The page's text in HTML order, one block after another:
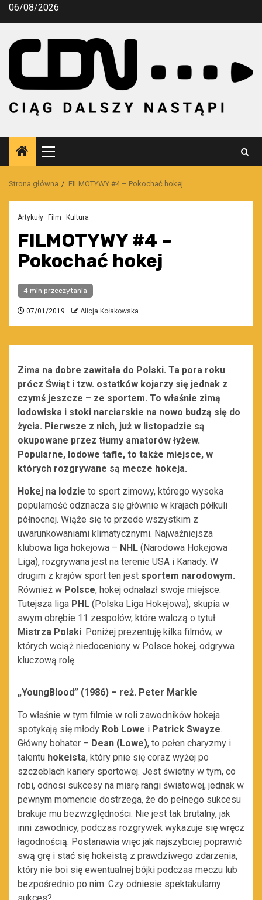
Przejdź
06/08/2026
Menu
główne
Strona główna FILMOTYWY #4 – Pokochać hokej
Artykuły Film Kultura
FILMOTYWY #4 –
Pokochać hokej
4 min przeczytania
07/01/2019 Alicja Kołakowska
Zima na dobre zawitała do Polski. Ta pora roku
prócz Świąt i tzw. ostatków kojarzy się jednak z
czymś jeszcze – ze sportem. To właśnie zimą
lodowiska i stoki narciarskie na nowo budzą się do
życia. Pierwsze z nich, już w listopadzie są
okupowane przez tłumy amatorów łyżew.
Popularne, lodowe tafle, to także miejsce, w
których rozgrywane są mecze hokeja.
Hokej na lodzie to sport zimowy, którego wysoka
popularność odznacza się głównie w krajach półkuli
północnej. Wiąże się to przede wszystkim z
uwarunkowaniami klimatycznymi. Najważniejsza
klubowa liga hokejowa – NHL (Narodowa Hokejowa
Liga), rozgrywana jest na terenie USA i Kanady. W
drugim z krajów sport ten jest sportem narodowym.
Również w Polsce, hokej odnalazł swoje miejsce.
Tutejsza liga PHL (Polska Liga Hokejowa), skupia w
swym obrębie 11 zespołów, które walczą o tytuł
Mistrza Polski. Poniżej prezentuję kilka filmów, w
których wciąż niedoceniony w Polsce hokej, odgrywa
kluczową rolę.
„YoungBlood” (1986) – reż. Peter Markle
To właśnie w tym filmie w roli zawodników hokeja
spotykają się młody Rob Lowe i Patrick Swayze.
Główny bohater – Dean (Lowe), to pełen charyzmy i
talentu hokeista, który pnie się coraz wyżej po
szczeblach kariery sportowej. Jest świetny w tym, co
robi, odnosi sukcesy na miarę rangi światowej, jednak w
pewnym momencie dostrzega, że do pełnego sukcesu
brakuje mu bezwzględności. Nie jest tak brutalny, jak
inni zawodnicy, podczas rozgrywek wykazuje się wręcz
łagodnością. Postanawia więc jak najszybciej poprawić
swą grę i stać się hokeistą z prawdziwego zdarzenia,
który nie boi się ewentualnej bójki podczas meczu lub
bezpośrednio po nim. Czy odniesie spektakularny